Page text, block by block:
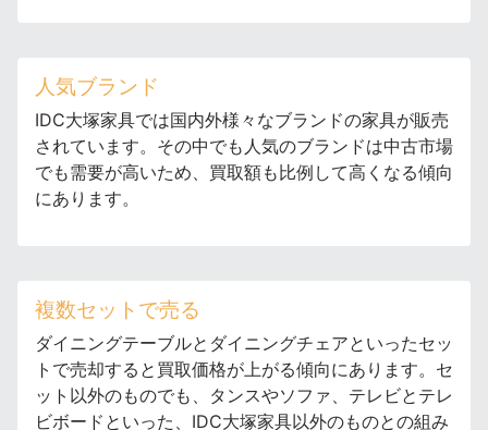
人気ブランド
IDC大塚家具では国内外様々なブランドの家具が販売
されています。その中でも人気のブランドは中古市場
でも需要が高いため、買取額も比例して高くなる傾向
にあります。
複数セットで売る
ダイニングテーブルとダイニングチェアといったセッ
トで売却すると買取価格が上がる傾向にあります。セ
ット以外のものでも、タンスやソファ、テレビとテレ
ビボードといった、IDC大塚家具以外のものとの組み